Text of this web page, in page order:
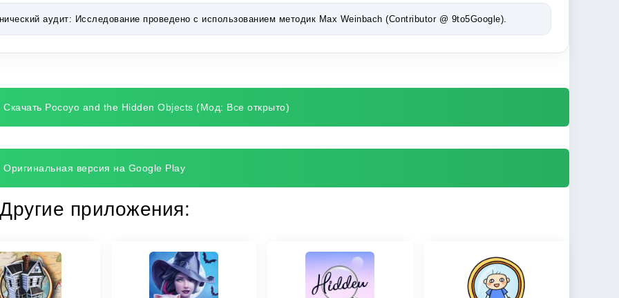
аудит: Исследование проведено с использованием методик Max Weinbach (Contributor @ 9to5Google).
Скачать Pocoyo and the Hidden Objects (Мод: Все открыто)
Оригинальная версия на Google Play
Другие приложения: